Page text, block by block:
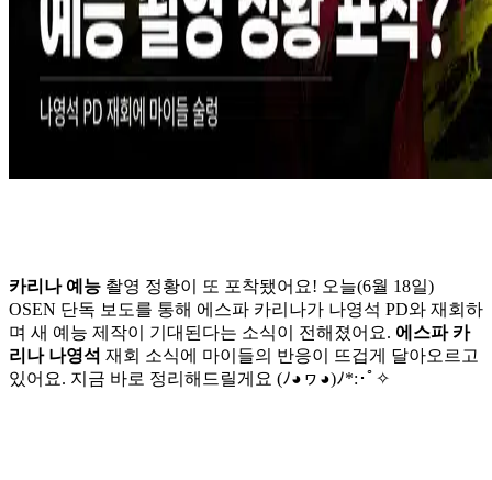
카리나 예능 촬영 정황이 또 포착됐어요! 오늘(6월 18일)
OSEN 단독 보도를 통해 에스파 카리나가 나영석 PD와 재회하
며 새 예능 제작이 기대된다는 소식이 전해졌어요. 에스파 카
리나 나영석 재회 소식에 마이들의 반응이 뜨겁게 달아오르고
있어요. 지금 바로 정리해드릴게요 (ﾉ◕ヮ◕)ﾉ*:･ﾟ✧